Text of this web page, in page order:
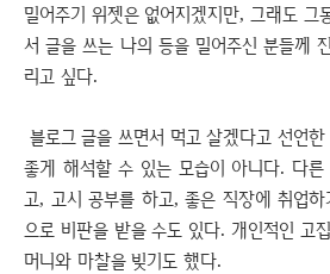
밀어주기 위젯은 없어지겠지만, 그래도 그
서 글을 쓰는 나의 등을 밀어주신 분들께
리고 싶다.
블로그 글을 쓰면서 먹고 살겠다고 선언
좋게 해석할 수 있는 모습이 아니다. 다
고, 고시 공부를 하고, 좋은 직장에 취업
으로 비판을 받을 수도 있다. 개인적인 고
머니와 마찰을 빚기도 했다.